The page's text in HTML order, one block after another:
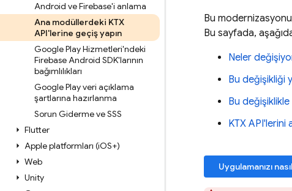
Android ve Firebase'i anlama
Ana modüllerdeki KTX
API'lerine geçiş yapın
Google Play Hizmetleri'ndeki
Firebase Android SDK'larının
bağımlılıkları
Google Play veri açıklama
şartlarına hazırlanma
Sorun Giderme ve SSS
Flutter
Apple platformları (iOS+)
Web
Unity
Bu
Bu sayfada,
Neler
Bu değişikliği
Bu
KTX API'lerini
Uygulamanızı